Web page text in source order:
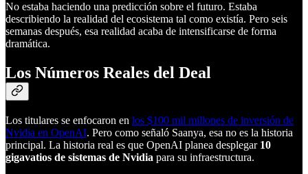
No estaba haciendo una predicción sobre el futuro. Estaba
describiendo la realidad del ecosistema tal como existía. Pero seis
semanas después, esa realidad acaba de intensificarse de forma
dramática.
Los Números Reales del Deal
Los titulares se enfocaron en los $100 mil millones de inversión de
Nvidia en OpenAI. Pero como señaló Saanya, esa no es la historia
principal. La historia real es que OpenAI planea desplegar 10
gigavatios de sistemas de Nvidia para su infraestructura.